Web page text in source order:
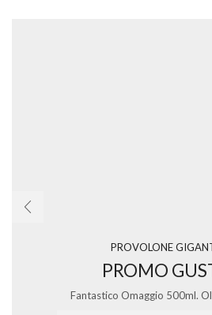
PROVOLONE
PROMO
Fantastico Omaggio 500ml.